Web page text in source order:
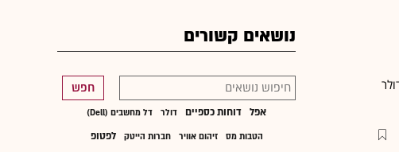
נושאים קשורים
חפש
אפל דוחות כספיים דולר דל מחשבים (Dell)
הטבות מס זיהום אוויר חברות הייטק
לפטופ